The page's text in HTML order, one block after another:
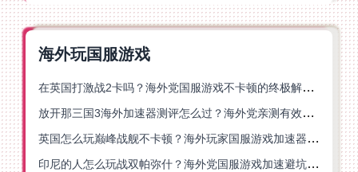
海外玩国服游戏
在英国打激战2卡吗？海外党国服游戏不卡顿的终极解决方案
放开那三国3海外加速器测评怎么过？海外党亲测有效的国服游戏加速指南
英国怎么玩巅峰战舰不卡顿？海外玩家国服游戏加速器终极指南
印尼的人怎么玩战双帕弥什？海外党国服游戏加速避坑指南